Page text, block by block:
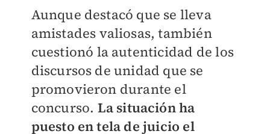
Aunque destacó que se lleva
amistades valiosas, también
cuestionó la autenticidad de los
discursos de unidad que se
promovieron durante el
concurso. La situación ha
puesto en tela de juicio el